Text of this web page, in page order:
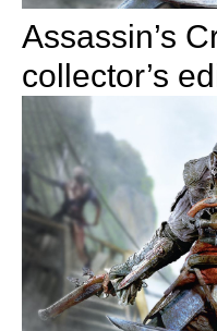
Assassin’s
collector’s